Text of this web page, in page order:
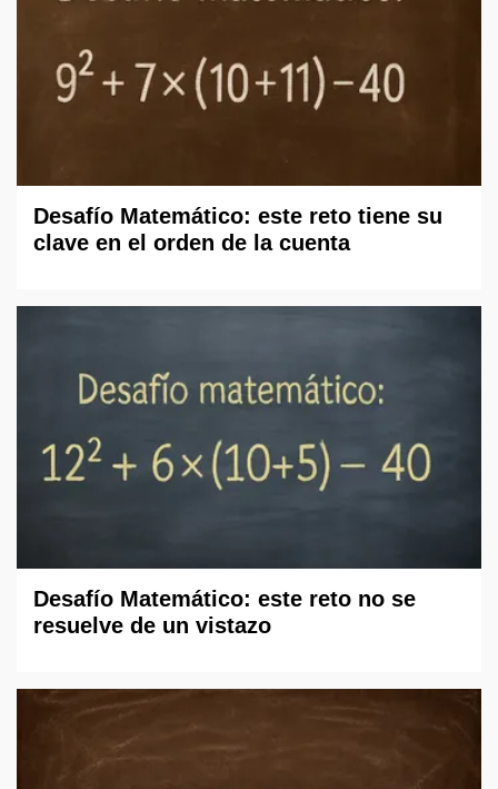
Desafío Matemático: este reto tiene su
clave en el orden de la cuenta
Desafío Matemático: este reto no se
resuelve de un vistazo